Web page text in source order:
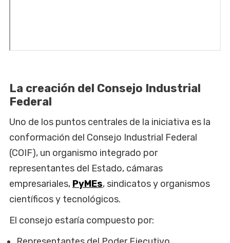
La creación del Consejo Industrial
Federal
Uno de los puntos centrales de la iniciativa es la
conformación del Consejo Industrial Federal
(COIF), un organismo integrado por
representantes del Estado, cámaras
empresariales, PyMEs, sindicatos y organismos
científicos y tecnológicos.
El consejo estaría compuesto por: